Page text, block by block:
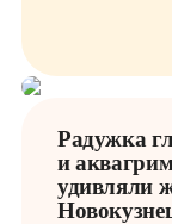
Радужка
и
удивляли